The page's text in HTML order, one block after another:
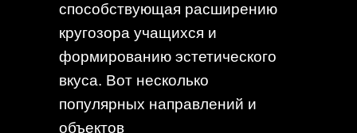
способствующая расширению
кругозора учащихся и
формированию эстетического
вкуса. Вот несколько
популярных направлений и
объектов